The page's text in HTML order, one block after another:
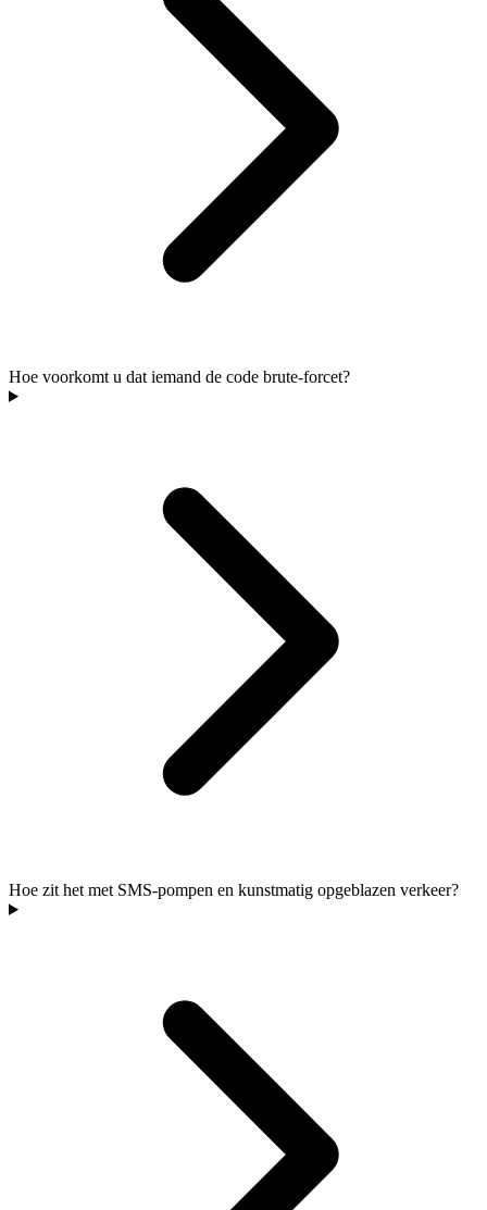
Hoe voorkomt u dat iemand de code brute-forcet?
Hoe zit het met SMS-pompen en kunstmatig opgeblazen verkeer?